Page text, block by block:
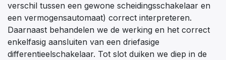
verschil tussen een gewone scheidingsschakelaar en
een vermogensautomaat) correct interpreteren.
Daarnaast behandelen we de werking en het correct
enkelfasig aansluiten van een driefasige
differentieelschakelaar. Tot slot duiken we diep in de